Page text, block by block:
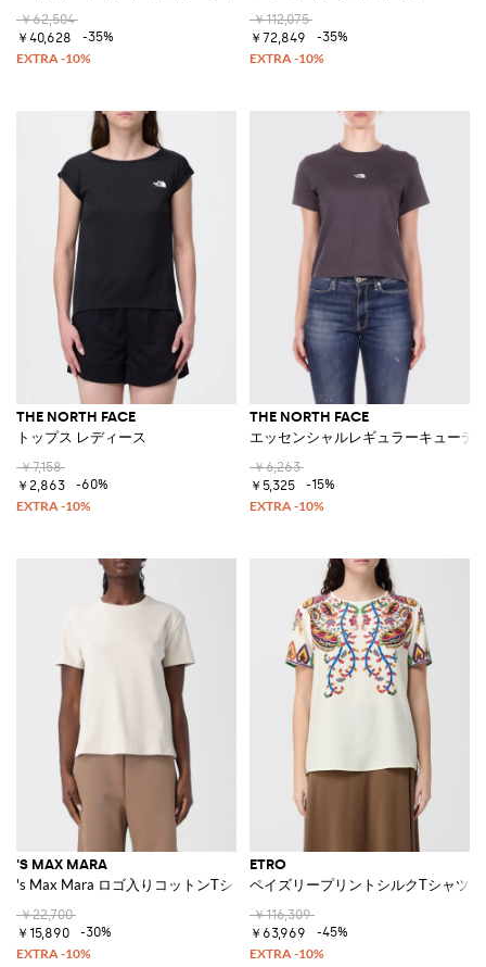
￥62,504
￥40,628
-35%
￥112,075
￥72,849
-35%
THE NORTH FACE
トップス レディース
￥7,158
￥2,863
-60%
THE NORTH FACE
エッセンシャルレギュラーキューテ
￥6,263
￥5,325
-15%
'S MAX MARA
's Max Mara ロゴ入りコットンTシャツ
￥22,700
￥15,890
-30%
ETRO
ペイズリープリントシルクTシャツ
￥116,309
￥63,969
-45%